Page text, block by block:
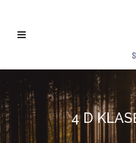
4 D